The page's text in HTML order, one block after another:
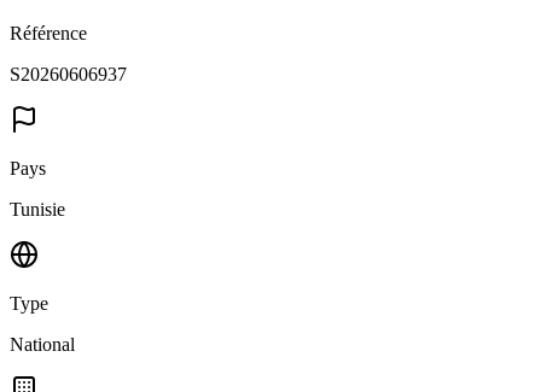
Référence
S20260606937
Pays
Tunisie
Type
National